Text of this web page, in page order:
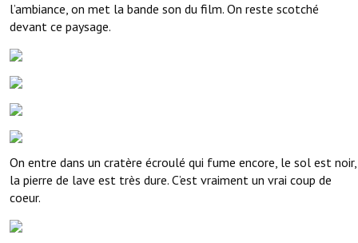
l’ambiance, on met la bande son du film. On reste scotché
devant ce paysage.
On entre dans un cratère écroulé qui fume encore, le sol est noir,
la pierre de lave est très dure. C’est vraiment un vrai coup de
coeur.